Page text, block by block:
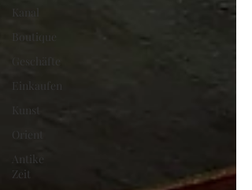
Kanal
Boutique
Geschäfte
Einkaufen
Kunst
Orient
Antike
Zeit